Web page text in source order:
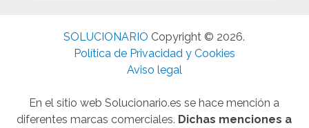
SOLUCIONARIO Copyright © 2026.
Política de Privacidad y Cookies
Aviso legal
En el sitio web Solucionario.es se hace mención a
diferentes marcas comerciales. Dichas menciones a